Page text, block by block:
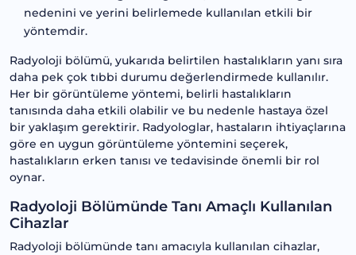
nedenini ve yerini belirlemede kullanılan etkili bir
yöntemdir.
Radyoloji bölümü, yukarıda belirtilen hastalıkların yanı sıra
daha pek çok tıbbi durumu değerlendirmede kullanılır.
Her bir görüntüleme yöntemi, belirli hastalıkların
tanısında daha etkili olabilir ve bu nedenle hastaya özel
bir yaklaşım gerektirir. Radyologlar, hastaların ihtiyaçlarına
göre en uygun görüntüleme yöntemini seçerek,
hastalıkların erken tanısı ve tedavisinde önemli bir rol
oynar.
Radyoloji Bölümünde Tanı Amaçlı Kullanılan
Cihazlar
Radyoloji bölümünde tanı amacıyla kullanılan cihazlar,